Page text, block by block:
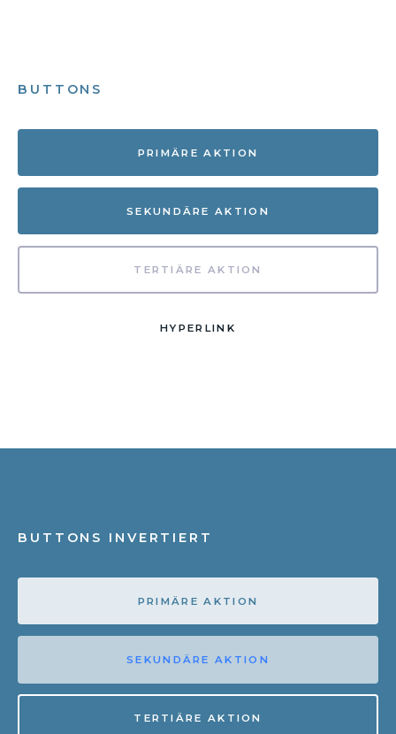
BUTTONS
PRIMÄRE AKTION
SEKUNDÄRE AKTION
TERTIÄRE AKTION
HYPERLINK
BUTTONS INVERTIERT
PRIMÄRE AKTION
SEKUNDÄRE AKTION
TERTIÄRE AKTION